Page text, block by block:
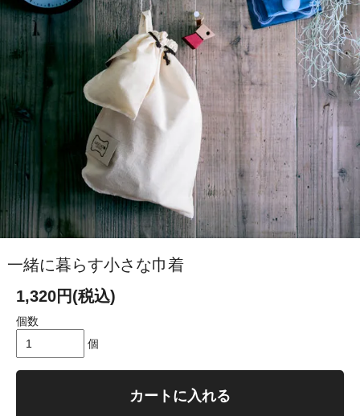
一緒に暮らす小さな巾着
1,320円(税込)
個数
個
カートに入れる